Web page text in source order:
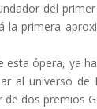
del
primera
ópera, ya
al universo
dos premios